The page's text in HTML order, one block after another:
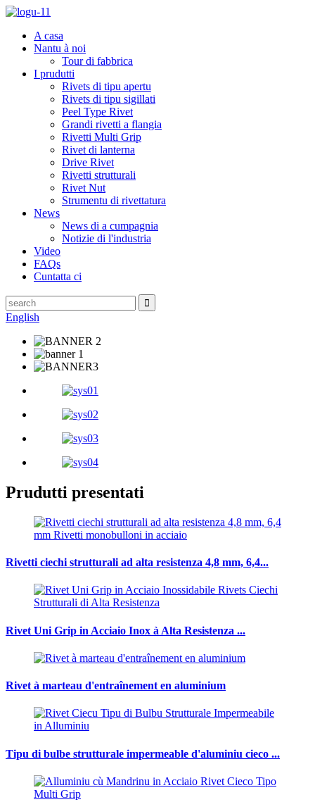
A casa
Nantu à noi
Tour di fabbrica
I prudutti
Rivets di tipu apertu
Rivets di tipu sigillati
Peel Type Rivet
Grandi rivetti a flangia
Rivetti Multi Grip
Rivet di lanterna
Drive Rivet
Rivetti strutturali
Rivet Nut
Strumentu di rivettatura
News
News di a cumpagnia
Notizie di l'industria
Video
FAQs
Cuntatta ci
English
Prudutti presentati
Rivetti ciechi strutturali ad alta resistenza 4,8 mm, 6,4...
Rivet Uni Grip in Acciaio Inox à Alta Resistenza ...
Rivet à marteau d'entraînement en aluminium
Tipu di bulbe strutturale impermeable d'aluminiu cieco ...